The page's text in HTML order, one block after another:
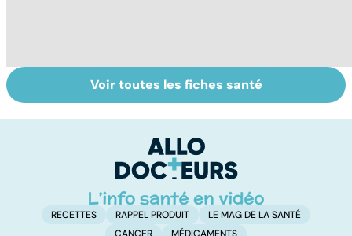
Le magnésium,
un oligo-élément
Intestin irritable :
le régime
solution ?
Voir toutes les fiches santé
RECETTES RAPPEL PRODUIT
LE MAG DE LA SANTÉ